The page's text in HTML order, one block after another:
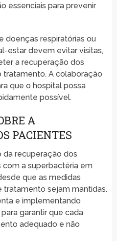
essenciais para prevenir
doenças respiratórias ou
estar devem evitar visitas,
a recuperação dos
tratamento. A colaboração
que o hospital possa
possível.
A
PACIENTES
recuperação dos
a superbactéria em
que as medidas
tratamento sejam mantidas.
e implementando
garantir que cada
adequado e não